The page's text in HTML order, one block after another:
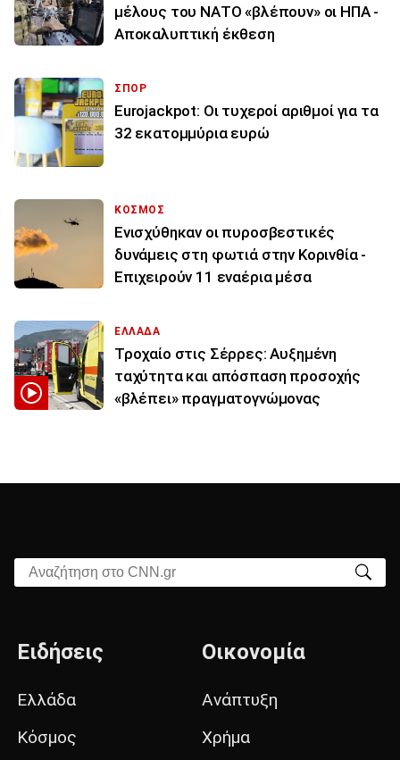
μέλους του ΝΑΤΟ «βλέπουν» οι ΗΠΑ -
Αποκαλυπτική έκθεση
ΣΠΟΡ
Eurojackpot: Οι τυχεροί αριθμοί για τα
32 εκατoμμύρια ευρώ
ΚΟΣΜΟΣ
Ενισχύθηκαν οι πυροσβεστικές
δυνάμεις στη φωτιά στην Κορινθία -
Επιχειρούν 11 εναέρια μέσα
ΕΛΛΑΔΑ
Τροχαίο στις Σέρρες: Αυξημένη
ταχύτητα και απόσπαση προσοχής
«βλέπει» πραγματογνώμονας
Αναζήτηση στο CNN.gr
Ειδήσεις
Ελλάδα
Κόσμος
Οικονομία
Ανάπτυξη
Χρήμα